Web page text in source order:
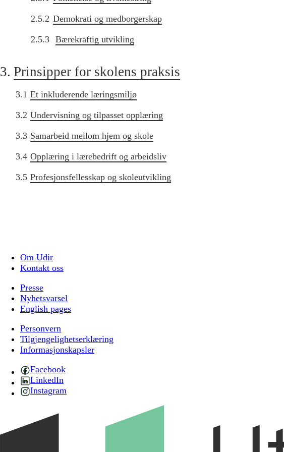
2.5.2 Demokrati og medborgerskap
2.5.3 Bærekraftig utvikling
3. Prinsipper for skolens praksis
3.1 Et inkluderende læringsmiljø
3.2 Undervisning og tilpasset opplæring
3.3 Samarbeid mellom hjem og skole
3.4 Opplæring i lærebedrift og arbeidsliv
3.5 Profesjonsfellesskap og skoleutvikling
Om Udir
Kontakt oss
Presse
Nyhetsvarsel
English pages
Personvern
Tilgjengelighetserklæring
Informasjonskapsler
Facebook
LinkedIn
Instagram